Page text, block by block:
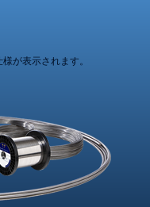
が表示されます。